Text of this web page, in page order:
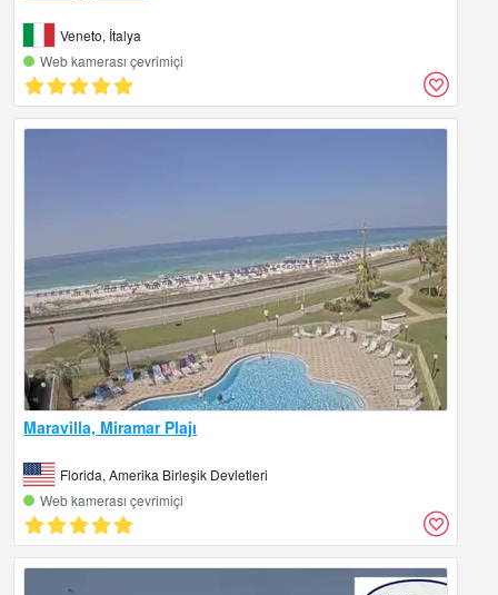
Veneto, İtalya
Web kamerası çevrimiçi
Maravilla, Miramar Plajı
Florida, Amerika Birleşik Devletleri
Web kamerası çevrimiçi